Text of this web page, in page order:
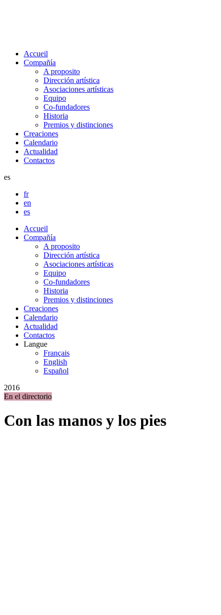
Accueil
Compañía
A proposito
Dirección artística
Asociaciones artísticas
Equipo
Co-fundadores
Historia
Premios y distinciones
Creaciones
Calendario
Actualidad
Contactos
es
fr
en
es
Accueil
Compañía
A proposito
Dirección artística
Asociaciones artísticas
Equipo
Co-fundadores
Historia
Premios y distinciones
Creaciones
Calendario
Actualidad
Contactos
Langue
Français
English
Español
2016
En el directorio
Con las manos y los pies